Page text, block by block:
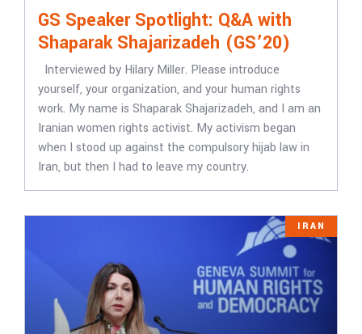
GS Speaker Spotlight: Q&A with
Shaparak Shajarizadeh (GS’20)
Interviewed by Hilary Miller. Please introduce
yourself, your organization, and your human rights
work. My name is Shaparak Shajarizadeh, and I am an
Iranian women rights activist. My activism began
when I stood up against the compulsory hijab law in
Iran, but then I had to leave my country.
IRAN